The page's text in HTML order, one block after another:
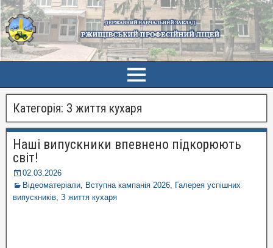
Категорія: З життя кухаря
Наші випускники впевнено підкорюють
світ!
02.03.2026
Відеоматеріали Вступна кампанія 2026 Галерея успішних
випускників З життя кухаря